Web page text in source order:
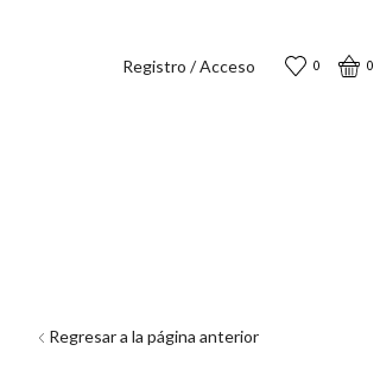
Registro / Acceso 0 0
Regresar a la página anterior